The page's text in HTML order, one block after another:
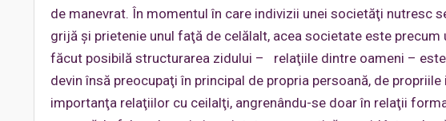
de manevrat. În momentul în care indivizii unei societăţi nutresc
grijă şi prietenie unul faţă de celălalt, acea societate este
făcut posibilă structurarea zidului – relaţiile dintre oameni –
devin însă preocupaţi în principal de propria persoană, de
importanţa relaţiilor cu ceilalţi, angrenându-se doar în relaţii